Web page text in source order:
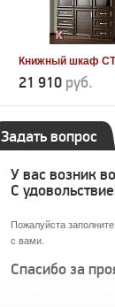
Книжный шкаф
21 910 руб.
Задать вопрос
У вас возник
С
Пожалуйста
с вами.
Спасибо за